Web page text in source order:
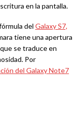
en la pantalla.
del Galaxy S7,
tiene una apertura
se traduce en
Por
del Galaxy Note7